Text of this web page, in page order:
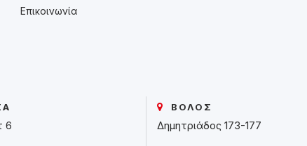
Επικοινωνία
6
ΒΟΛΟΣ
Δημητριάδος 173-177